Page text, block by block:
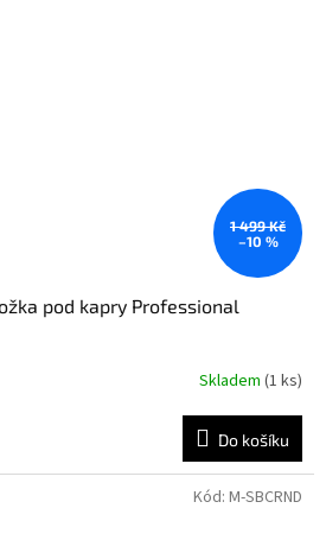
1 499 Kč
–10 %
pod kapry Professional
Skladem (1 ks)
Do košíku
Kód: M-SBCRND